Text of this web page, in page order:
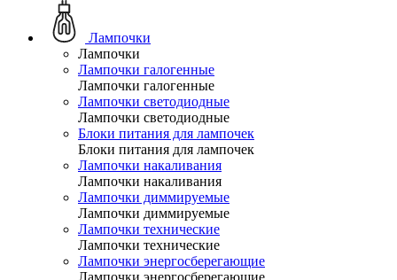
Лампочки
Лампочки
Лампочки галогенные
Лампочки галогенные
Лампочки светодиодные
Лампочки светодиодные
Блоки питания для лампочек
Блоки питания для лампочек
Лампочки накаливания
Лампочки накаливания
Лампочки диммируемые
Лампочки диммируемые
Лампочки технические
Лампочки технические
Лампочки энергосберегающие
Лампочки энергосберегающие